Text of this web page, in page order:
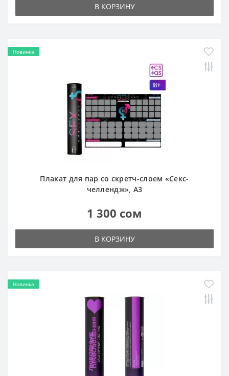
В КОРЗИНУ
Новинка
Плакат для пар со скретч-слоем «Секс-
челлендж», А3
1 300 сом
В КОРЗИНУ
Новинка